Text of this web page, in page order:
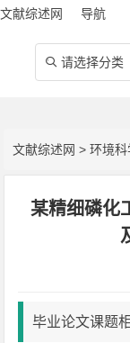
文献综述网 导航
 请选择分类
文献综述网 >环境
某精细磷化
毕业论文课题